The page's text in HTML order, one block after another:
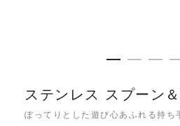
ステンレス スプーン
ぽってりとした遊び心あふれる持ち